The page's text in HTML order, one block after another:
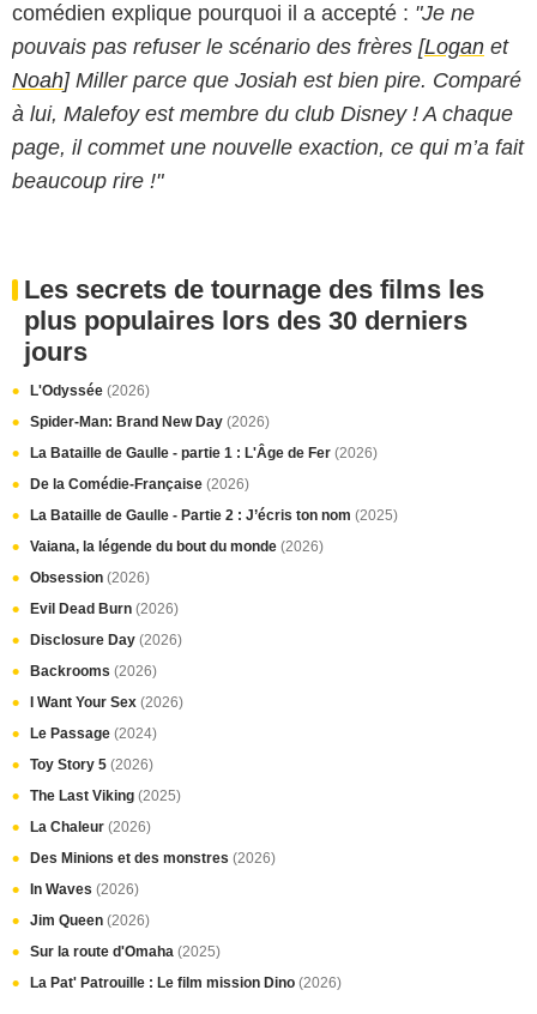
comédien explique pourquoi il a accepté : "Je ne
pouvais pas refuser le scénario des frères [Logan et
Noah] Miller parce que Josiah est bien pire. Comparé
à lui, Malefoy est membre du club Disney ! A chaque
page, il commet une nouvelle exaction, ce qui m’a fait
beaucoup rire !"
Les secrets de tournage des films les
plus populaires lors des 30 derniers
jours
L'Odyssée (2026)
Spider-Man: Brand New Day (2026)
La Bataille de Gaulle - partie 1 : L'Âge de Fer (2026)
De la Comédie-Française (2026)
La Bataille de Gaulle - Partie 2 : J’écris ton nom (2025)
Vaiana, la légende du bout du monde (2026)
Obsession (2026)
Evil Dead Burn (2026)
Disclosure Day (2026)
Backrooms (2026)
I Want Your Sex (2026)
Le Passage (2024)
Toy Story 5 (2026)
The Last Viking (2025)
La Chaleur (2026)
Des Minions et des monstres (2026)
In Waves (2026)
Jim Queen (2026)
Sur la route d'Omaha (2025)
La Pat' Patrouille : Le film mission Dino (2026)